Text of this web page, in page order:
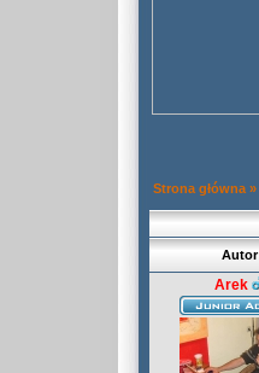
Strona główna »
Autor
Arek